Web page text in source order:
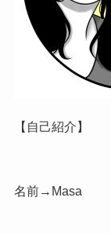
【自己紹介】
名前→Masa